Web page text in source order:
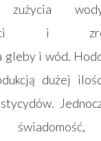
zużycia
i
gleby i wód.
dużej